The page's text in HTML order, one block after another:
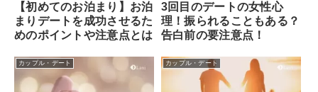
【初めてのお泊まり】お泊
まりデートを成功させるた
めのポイントや注意点とは
3回目のデートの女性心
理！振られることもある？
告白前の要注意点！
カップル・デート カップル・デート